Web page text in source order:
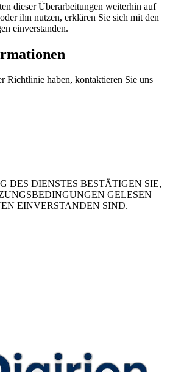
dieser Überarbeitungen weiterhin auf
ihn nutzen, erklären Sie sich mit den
einverstanden.
Richtlinie haben, kontaktieren Sie uns
DES DIENSTES BESTÄTIGEN SIE,
GELESEN
EINVERSTANDEN SIND.